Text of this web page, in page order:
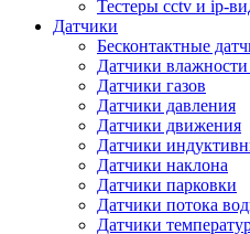
Тестеры cctv и ip-
Датчики
Бесконтактные
Датчики
Датчики газов
Датчики давления
Датчики движения
Датчики
Датчики наклона
Датчики парковки
Датчики потока
Датчики